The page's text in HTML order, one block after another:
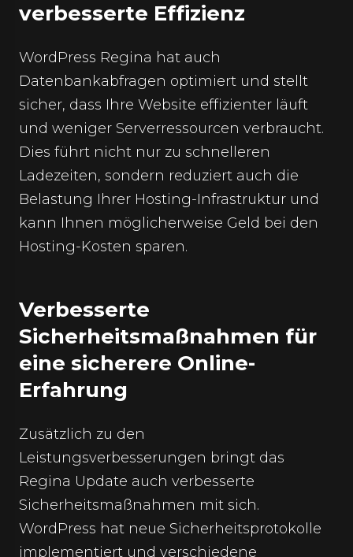
verbesserte Effizienz
WordPress Regina hat auch
Datenbankabfragen optimiert und stellt
sicher, dass Ihre Website effizienter läuft
und weniger Serverressourcen verbraucht.
Dies führt nicht nur zu schnelleren
Ladezeiten, sondern reduziert auch die
Belastung Ihrer Hosting-Infrastruktur und
kann Ihnen möglicherweise Geld bei den
Hosting-Kosten sparen.
Verbesserte
Sicherheitsmaßnahmen für
eine sicherere Online-
Erfahrung
Zusätzlich zu den
Leistungsverbesserungen bringt das
Regina Update auch verbesserte
Sicherheitsmaßnahmen mit sich.
WordPress hat neue Sicherheitsprotokolle
implementiert und verschiedene